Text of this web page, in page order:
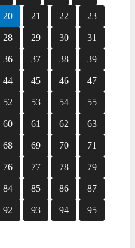
20 21 22 23
28 29 30 31
36 37 38 39
44 45 46 47
52 53 54 55
60 61 62 63
68 69 70 71
76 77 78 79
84 85 86 87
92 93 94 95